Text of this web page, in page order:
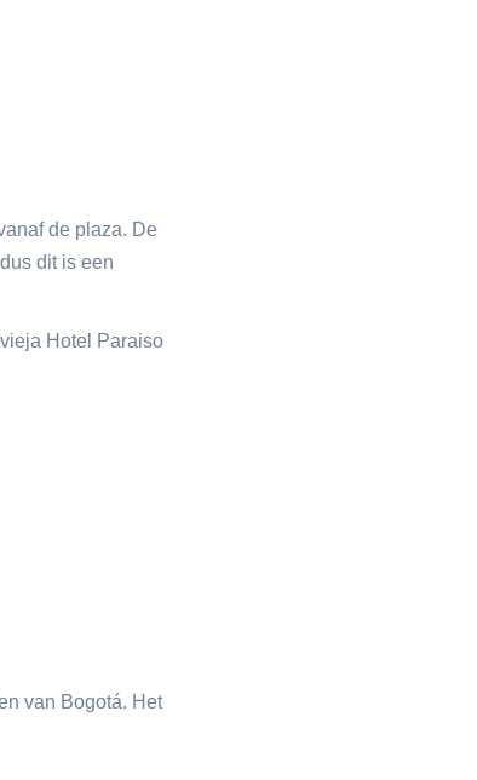
de plaza. De
dit is een
van Bogotá. Het